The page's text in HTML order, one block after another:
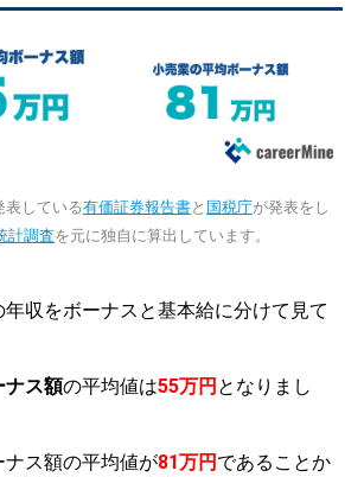
表している有価証券報告書と 国税庁が発表をし
計調査を元に独自に算出しています。
収をボーナスと基本給に分けて見て
ナス額の平均値は55万円 となりまし
ス額の平均値が81万円 であることか